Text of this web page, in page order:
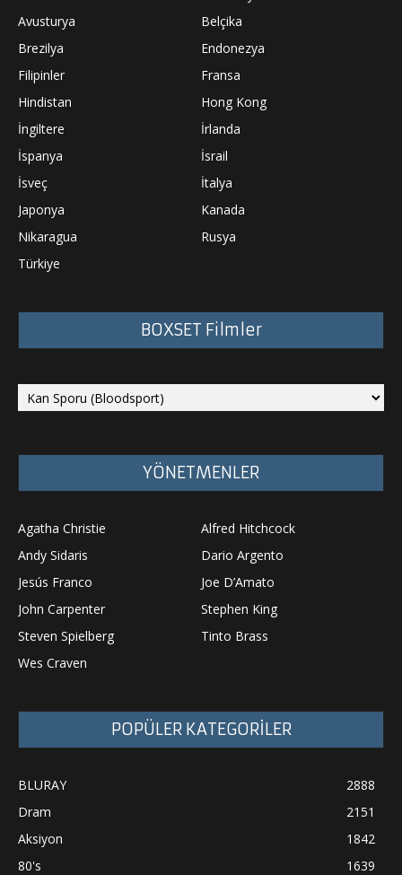
Avusturya
Belçika
Brezilya
Endonezya
Filipinler
Fransa
Hindistan
Hong Kong
İngiltere
İrlanda
İspanya
İsrail
İsveç
İtalya
Japonya
Kanada
Nikaragua
Rusya
Türkiye
BOXSET Filmler
YÖNETMENLER
Agatha Christie
Alfred Hitchcock
Andy Sidaris
Dario Argento
Jesús Franco
Joe D’Amato
John Carpenter
Stephen King
Steven Spielberg
Tinto Brass
Wes Craven
POPÜLER KATEGORİLER
BLURAY
2888
Dram
2151
Aksiyon
1842
80's
1639